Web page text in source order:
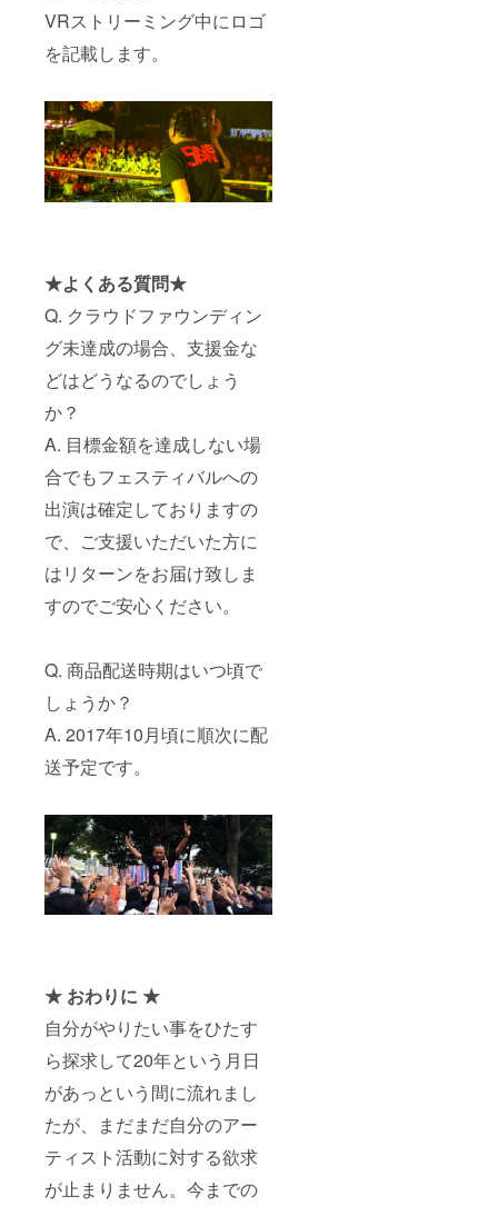
VRストリーミング中にロゴ
を記載します。
★よくある質問★
Q. クラウドファウンディン
グ未達成の場合、支援金な
どはどうなるのでしょう
か？
A. 目標金額を達成しない場
合でもフェスティバルへの
出演は確定しておりますの
で、ご支援いただいた方に
はリターンをお届け致しま
すのでご安心ください。
Q. 商品配送時期はいつ頃で
しょうか？
A. 2017年10月頃に順次に配
送予定です。
★ おわりに ★
自分がやりたい事をひたす
ら探求して20年という月日
があっという間に流れまし
たが、まだまだ自分のアー
ティスト活動に対する欲求
が止まりません。今までの